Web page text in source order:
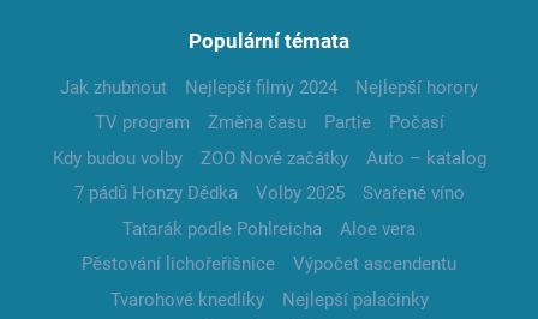
Populární témata
Jak zhubnout Nejlepší filmy 2024
Nejlepší horory
TV program
Změna času Partie
Počasí
Kdy budou volby
ZOO Nové začátky
Auto – katalog
7 pádů Honzy Dědka
Volby 2025
Svařené víno
Tatarák podle Pohlreicha
Aloe vera
Pěstování lichořeřišnice
Výpočet ascendentu
Tvarohové knedlíky
Nejlepší palačinky